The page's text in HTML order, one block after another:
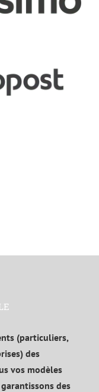
(particuliers,
des
vos modèles
des